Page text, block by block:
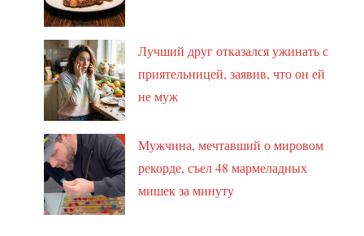
Лучший друг отказался ужинать с
приятельницей, заявив, что он ей
не муж
Мужчина, мечтавший о мировом
рекорде, съел 48 мармеладных
мишек за минуту